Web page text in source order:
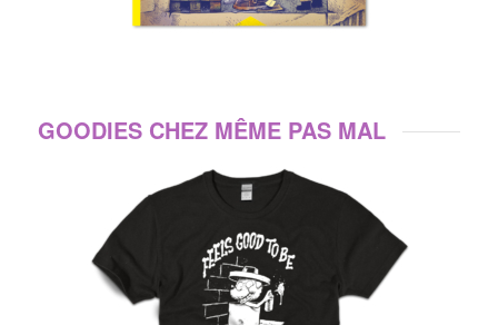
GOODIES CHEZ MÊME PAS MAL